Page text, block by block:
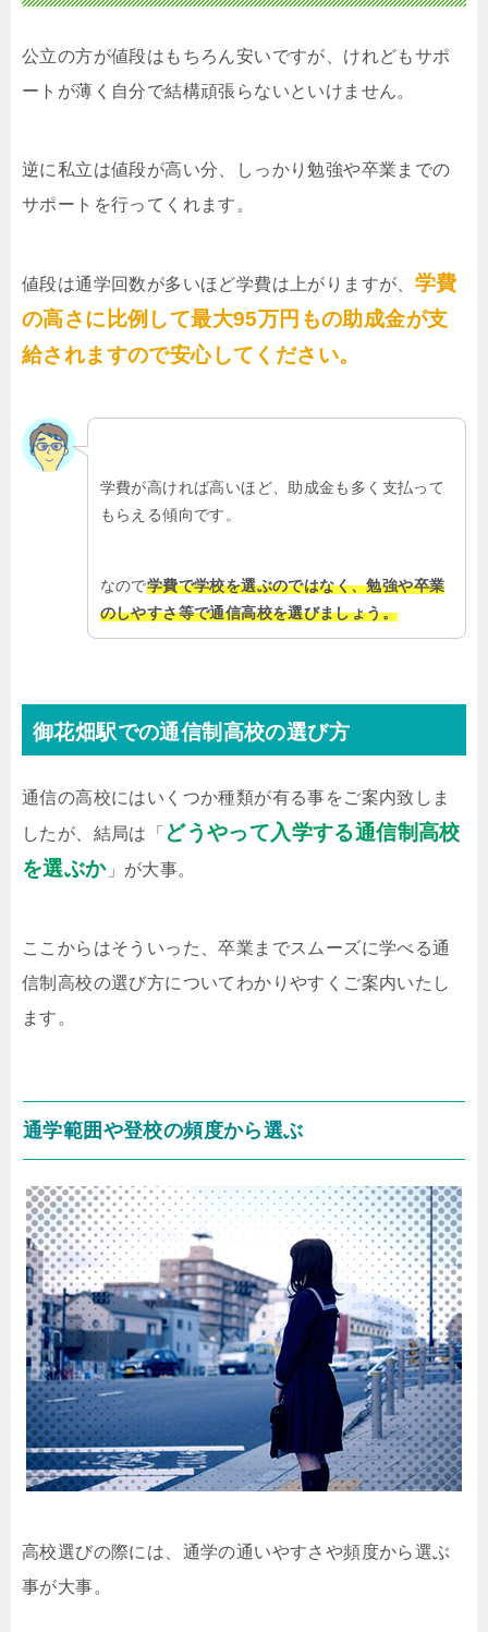
公立の方が値段はもちろん安いですが、けれどもサポ
ートが薄く自分で結構頑張らないといけません。
逆に私立は値段が高い分、しっかり勉強や卒業までの
サポートを行ってくれます。
値段は通学回数が多いほど学費は上がりますが、 学費
の高さに比例して最大95万円もの助成金が支
給されますので安心してください。
学費が高ければ高いほど、助成金も多く支払って
もらえる傾向です。
なので学費で学校を選ぶのではなく、勉強や卒業
のしやすさ等で通信高校を選びましょう。
御花畑駅での通信制高校の選び方
通信の高校にはいくつか種類が有る事をご案内致しま
したが、結局は「 どうやって入学する通信制高校
を選ぶか」が大事。
ここからはそういった、卒業までスムーズに学べる通
信制高校の選び方についてわかりやすくご案内いたし
ます。
通学範囲や登校の頻度から選ぶ
高校選びの際には、通学の通いやすさや頻度から選ぶ
事が大事。